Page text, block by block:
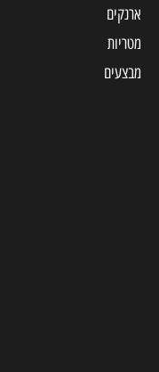
ארנקים
מטריות
מבצעים